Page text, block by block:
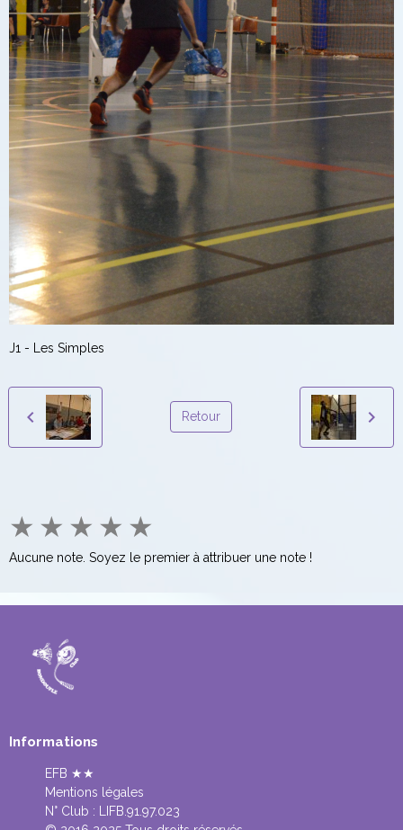
J1 - Les Simples
Retour
★ ★ ★ ★ ★
Aucune note. Soyez le premier à attribuer une note !
Informations
EFB ★★
Mentions légales
N° Club :
LIFB.91.97.023